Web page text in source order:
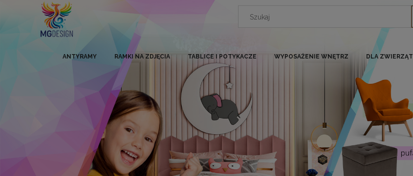
ANTYRAMY RAMKI NA ZDJĘCIA TABLICE I POTYKACZE WYPOSAŻENIE WNĘTRZ DLA ZWIERZĄT